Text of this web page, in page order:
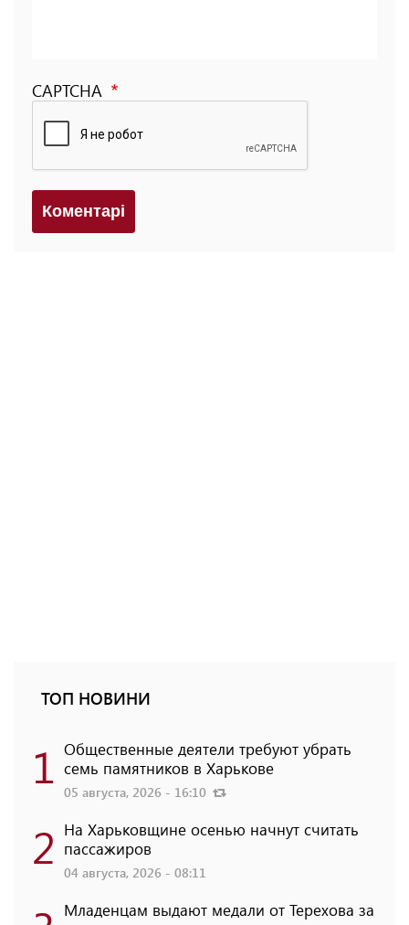
CAPTCHA
Коментарi
ТОП НОВИНИ
1 Общественные деятели требуют убрать
семь памятников в Харькове
05 августа, 2026 - 16:10
2 На Харьковщине осенью начнут считать
пассажиров
04 августа, 2026 - 08:11
Младенцам выдают медали от Терехова за